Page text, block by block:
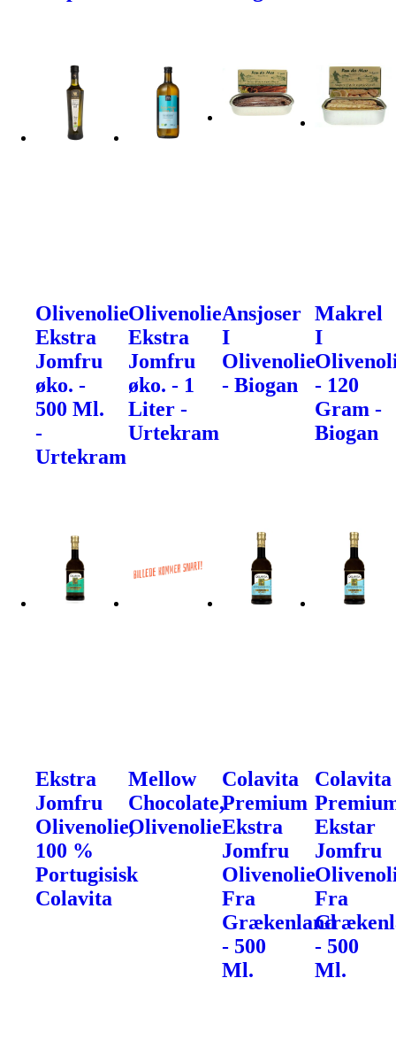
Olivenolie
Ekstra
Jomfru
øko. -
500 Ml.
-
Urtekram
Olivenolie
Ekstra
Jomfru
øko. - 1
Liter -
Urtekram
Ansjoser
I
Olivenolie
- Biogan
Makrel
I
- 120
Gram -
Biogan
Ekstra
Jomfru
Olivenolie,
100 %
Portugisisk
Colavita
Mellow
Chocolate,
Olivenolie
Colavita
Premium
Ekstra
Jomfru
Olivenolie
Fra
Grækenland
- 500
Ml.
Colavita
Ekstar
Jomfru
Fra
- 500
Ml.